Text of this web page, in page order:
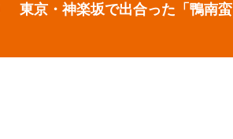
東京・神楽坂で出合った「鴨南蛮